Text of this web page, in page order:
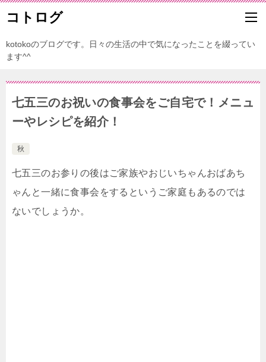
コトログ
kotokoのブログです。日々の生活の中で気になったことを綴ってい
ます^^
七五三のお祝いの食事会をご自宅で！メニュ
ーやレシピを紹介！
秋
七五三のお参りの後はご家族やおじいちゃんおばあち
ゃんと一緒に食事会をするというご家庭もあるのでは
ないでしょうか。